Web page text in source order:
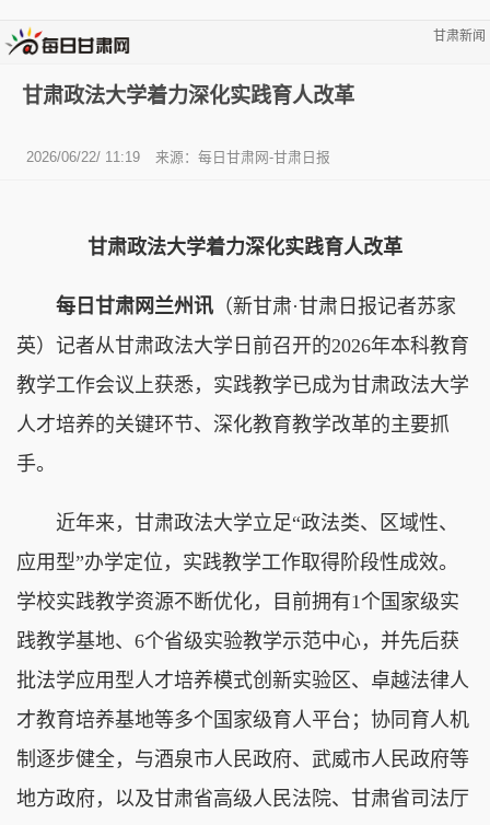
甘肃新闻
甘肃政法大学着力深化实践育人改革
2026/06/22/ 11:19 来源：每日甘肃网-甘肃日报
甘肃政法大学着力深化实践育人改革
每日甘肃网兰州讯 （新甘肃·甘肃日报记者苏家
英）记者从甘肃政法大学日前召开的2026年本科教育
教学工作会议上获悉，实践教学已成为甘肃政法大学
人才培养的关键环节、深化教育教学改革的主要抓
手。
近年来，甘肃政法大学立足“政法类、区域性、
应用型”办学定位，实践教学工作取得阶段性成效。
学校实践教学资源不断优化，目前拥有1个国家级实
践教学基地、6个省级实验教学示范中心，并先后获
批法学应用型人才培养模式创新实验区、卓越法律人
才教育培养基地等多个国家级育人平台；协同育人机
制逐步健全，与酒泉市人民政府、武威市人民政府等
地方政府，以及甘肃省高级人民法院、甘肃省司法厅